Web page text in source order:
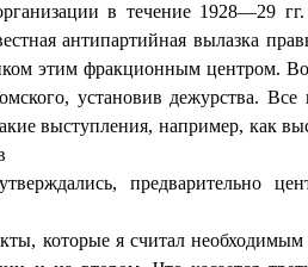
в течение 1928—29
антипартийная вылазка
этим фракци­онным центром.
установив дежурства.
выступления, например, как
предварительно
которые я считал необходимым